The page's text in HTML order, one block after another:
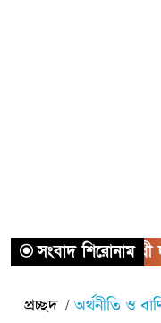
সংবাদ শিরোনাম
বিরোধী দল
প্রচ্ছদ অর্থনীতি ও